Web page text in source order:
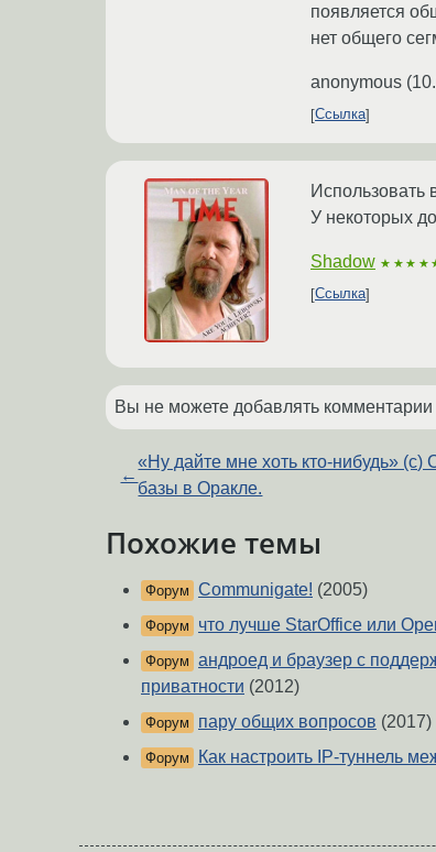
появляется
нет общего
anonymous (
Ссылка
Использовать
У некоторых
Shadow
Ссылка
Вы не можете добавлять
←
«Ну дайте мне хоть кто-нибудь» (с)
базы в Оракле.
Похожие темы
Форум Communigate! (2005)
Форум что лучше StarOffice или
Форум андроед и браузер с
приватности (2012)
Форум пару общих вопросов (2017)
Форум Как настроить IP-туннель